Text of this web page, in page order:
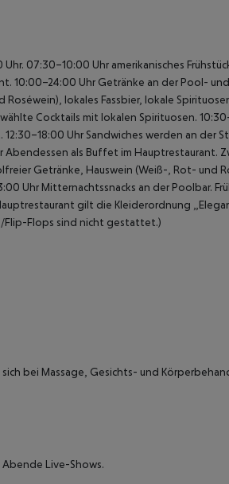
Uhr. 07:30–10:00 Uhr amerikanisches
10:00–24:00 Uhr Getränke an der Pool-
lokales Fassbier, lokale
Cocktails mit lokalen Spirituosen.
12:30–18:00 Uhr Sandwiches werden an der
Abendessen als Buffet im Hauptrestaurant.
Getränke, Hauswein (Weiß-, Rot- und
Uhr Mitternachtssnacks an der Poolbar.
gilt die Kleiderordnung
Flip-Flops sind nicht gestattet.)
bei Massage, Gesichts- und
Live-Shows.